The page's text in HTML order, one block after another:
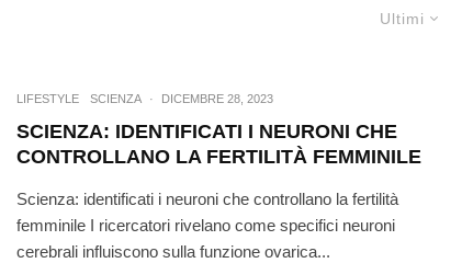
Ultimi
LIFESTYLE SCIENZA · DICEMBRE 28, 2023
SCIENZA: IDENTIFICATI I NEURONI CHE
CONTROLLANO LA FERTILITÀ FEMMINILE
Scienza: identificati i neuroni che controllano la fertilità
femminile I ricercatori rivelano come specifici neuroni
cerebrali influiscono sulla funzione ovarica...